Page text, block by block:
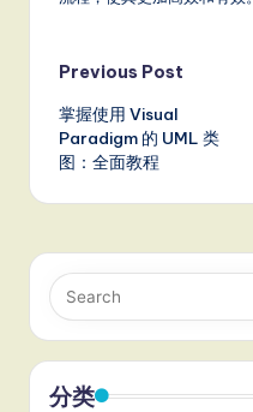
Post
navigation
Previous Post
掌握使用 Visual
Paradigm 的 UML 类
图：全面教程
分类